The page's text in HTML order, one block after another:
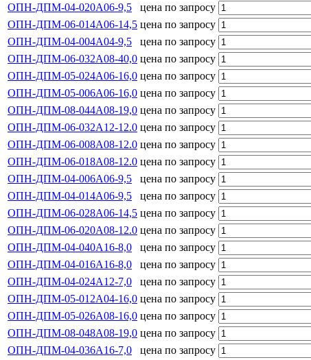
ОПН-ДПМ-04-020А06-9,5 цена по запросу
ОПН-ДПМ-06-014А06-14,5 цена по запросу
ОПН-ДПМ-04-004А04-9,5 цена по запросу
ОПН-ДПМ-06-032А08-40,0 цена по запросу
ОПН-ДПМ-05-024А06-16,0 цена по запросу
ОПН-ДПМ-05-006А06-16,0 цена по запросу
ОПН-ДПМ-08-044А08-19,0 цена по запросу
ОПН-ДПМ-06-032А12-12.0 цена по запросу
ОПН-ДПМ-06-008А08-12.0 цена по запросу
ОПН-ДПМ-06-018А08-12.0 цена по запросу
ОПН-ДПМ-04-006А06-9,5 цена по запросу
ОПН-ДПМ-04-014А06-9,5 цена по запросу
ОПН-ДПМ-06-028А06-14,5 цена по запросу
ОПН-ДПМ-06-020А08-12.0 цена по запросу
ОПН-ДПМ-04-040А16-8,0 цена по запросу
ОПН-ДПМ-04-016А16-8,0 цена по запросу
ОПН-ДПМ-04-024А12-7,0 цена по запросу
ОПН-ДПМ-05-012А04-16,0 цена по запросу
ОПН-ДПМ-05-026А08-16,0 цена по запросу
ОПН-ДПМ-08-048А08-19,0 цена по запросу
ОПН-ДПМ-04-036А16-7,0 цена по запросу